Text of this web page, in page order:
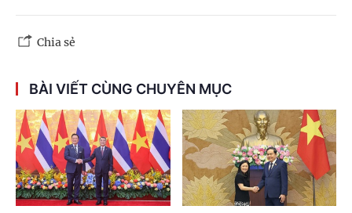
Chia sẻ
BÀI VIẾT CÙNG CHUYÊN MỤC